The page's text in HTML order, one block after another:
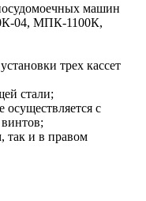
машин
04, МПК-1100К,
трех кассет
стали;
с
так и в правом